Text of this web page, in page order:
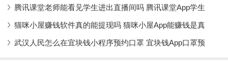
腾讯课堂老师能看见学生进出直播间吗 腾讯课堂App学生
猫咪小屋赚钱软件真的能提现吗 猫咪小屋App能赚钱是真
武汉人民怎么在宜块钱小程序预约口罩 宜块钱App口罩预